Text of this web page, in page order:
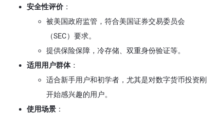
安全性评价 ：
被美国政府监管，符合美国证券交易委员会
（SEC）要求。
提供保险保障，冷存储、双重身份验证等。
适用用户群体：
适合新手用户和初学者，尤其是对数字货币投资刚
开始感兴趣的用户。
使用场景 ：